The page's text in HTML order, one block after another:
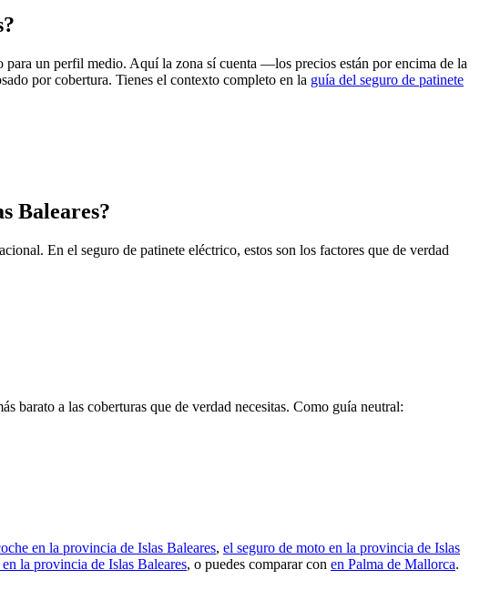
un perfil medio. Aquí la zona sí cuenta —los precios están por encima de la
por cobertura. Tienes el contexto completo en la guía del seguro de patinete
Baleares?
En el seguro de patinete eléctrico, estos son los factores que de verdad
barato a las coberturas que de verdad necesitas. Como guía neutral:
en la provincia de Islas Baleares, el seguro de moto en la provincia de Islas
la provincia de Islas Baleares, o puedes comparar con en Palma de Mallorca.